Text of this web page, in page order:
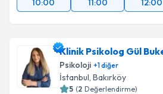
10:00 11:00 12:00
Klinik Psikolog Gül
Psikoloji +1diğer
İstanbul, Bakırköy
5 (2 Değerlendirme)